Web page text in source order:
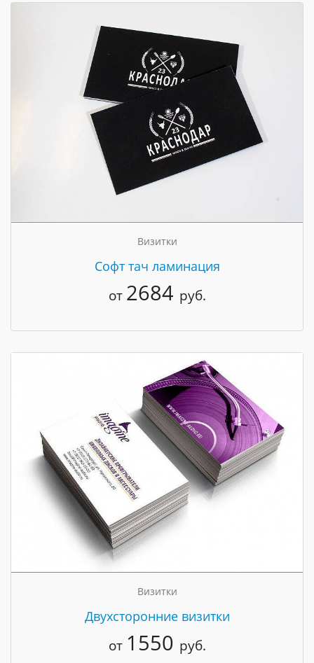
Визитки
Cофт тач ламинация
от 2684 руб.
Визитки
Двухсторонние визитки
от 1550 руб.